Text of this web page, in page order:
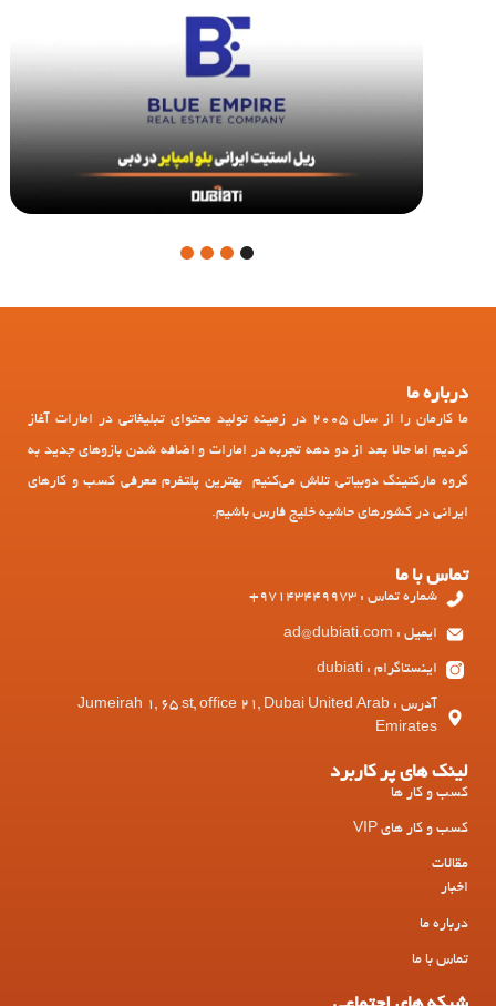
1
درباره ما
ما کارمان را از سال 2005 در زمینه تولید محتوای تبلیغاتی در امارات آغاز
کردیم اما حالا بعد از دو دهه تجربه در امارات و اضافه شدن بازوهای جدید به
گروه مارکتینگ دوبیاتی تلاش می‌کنیم بهترین پلتفرم معرفی کسب و کارهای
ایرانی در کشورهای حاشیه خلیج فارس باشیم.
تماس با ما
شماره تماس : 97143449973+
ایمیل : ad@dubiati.com
اینستاگرام : dubiati
آدرس : Jumeirah 1, 65 st, office 21, Dubai United Arab
Emirates
لینک های پر کاربرد
کسب و کار ها
کسب و کار های VIP
مقالات
اخبار
درباره ما
تماس با ما